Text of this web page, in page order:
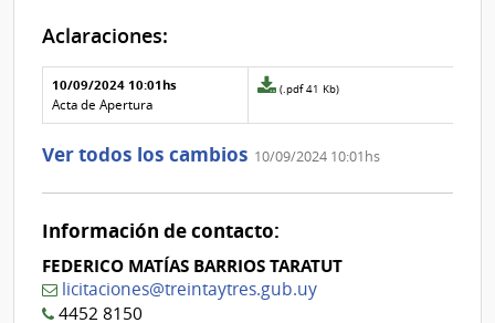
Aclaraciones:
Aclaraciones del llamado
Fecha y
texto de
la
Archivo
de la
10/09/2024 10:01hs
Acta de Apertura
Archivo
de
aclaración
0
(.pdf 41 Kb)
Ver todos los cambios 10/09/2024 10:01hs
Información de contacto:
FEDERICO MATÍAS BARRIOS TARATUT
licitaciones@treintaytres.gub.uy
4452 8150